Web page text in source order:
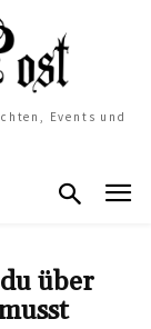
Events und
über